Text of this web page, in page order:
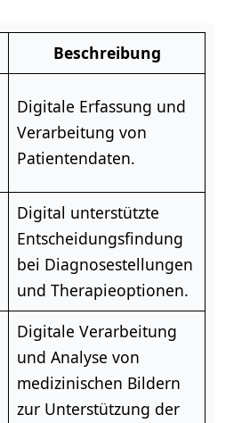
Beschreibung
Digitale Erfassung und
Verarbeitung von
Patientendaten.
Digital unterstützte
Entscheidungsfindung
bei Diagnosestellungen
und Therapieoptionen.
Digitale Verarbeitung
und Analyse von
medizinischen Bildern
zur Unterstützung der